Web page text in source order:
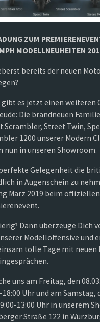
ZUM
MODELLNEUHEITEN
bereits der neuen
gibt es jetzt einen weiteren
Die brandneuen
Scrambler, Street Twin,
1200 unserer Modern
nun in unseren Showroom.
Gelegenheit die
in Augenschein zu
März 2019 beim offiziellen
Dann überzeuge Dich
Modelloffensive und
tolle Tage mit neuen
uns am Freitag, den
18:00 Uhr und am Samstag,
13:00 Uhr in unserem
Straße 122 in